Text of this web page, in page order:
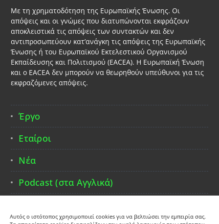
Αυτός ο ιστότοπος χρησιμοποιεί cookies για να βελτιώσει την εμπειρία σας.
Με τη χρηματοδότηση της Ευρωπαϊκής Ένωσης. Οι
απόψεις και οι γνώμες που διατυπώνονται εκφράζουν
αποκλειστικά τις απόψεις των συντακτών και δεν
αντιπροσωπεύουν κατ’ανάγκη τις απόψεις της Ευρωπαϊκής
Ένωσης ή του Ευρωπαϊκού Εκτελεστικού Οργανισμού
Εκπαίδευσης και Πολιτισμού (EACEA). Η Ευρωπαϊκή Ένωση
και ο EACEA δεν μπορούν να θεωρηθούν υπεύθυνοι για τις
εκφραζόμενες απόψεις.
Έργο
Εταίροι
Νέα
Podcast (στα Αγγλικά)